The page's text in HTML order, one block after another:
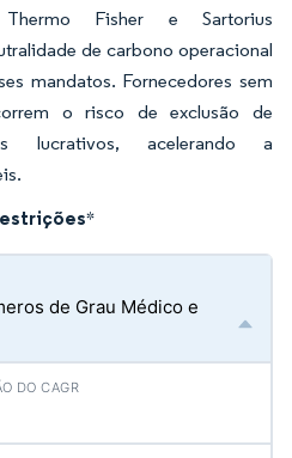
Fisher e Sartorius
de carbono operacional
mandatos. Fornecedores sem
o risco de exclusão de
lucrativos, acelerando a
*
de Grau Médico e